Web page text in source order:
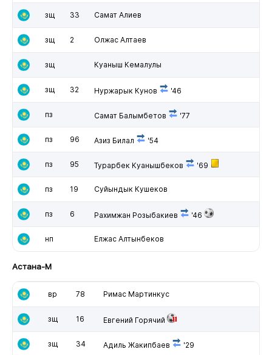
зщ 33 Самат Алиев
зщ 2 Олжас Алтаев
зщ Куаныш Кемалулы
зщ 32 Нуржарык Кунов '46
пз Самат Балымбетов '77
пз 96 Азиз Билал '54
пз 95 Турарбек Куанышбеков '69
пз 19 Суйындык Кушеков
пз 6 Рахимжан Розыбакиев '46
нп Елжас Алтынбеков
Астана-М
вр 78 Римас Мартинкус
зщ 16 Евгений Горячий
зщ 34 Адиль Жакипбаев '29